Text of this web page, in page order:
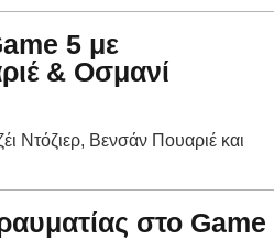
5 με
& Οσμανί
Ντόζιερ, Βενσάν Πουαριέ και
στο Game